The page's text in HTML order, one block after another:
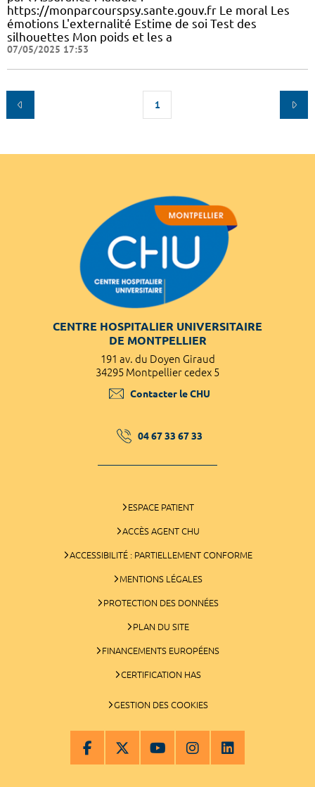
https://monparcourspsy.sante.gouv.fr Le moral Les
émotions L'externalité Estime de soi Test des
silhouettes Mon poids et les a
07/05/2025 17:53
1
CENTRE HOSPITALIER UNIVERSITAIRE
DE MONTPELLIER
191 av. du Doyen Giraud
34295 Montpellier cedex 5
Contacter le CHU
04 67 33 67 33
ESPACE PATIENT
ACCÈS AGENT CHU
ACCESSIBILITÉ : PARTIELLEMENT CONFORME
MENTIONS LÉGALES
PROTECTION DES DONNÉES
PLAN DU SITE
FINANCEMENTS EUROPÉENS
CERTIFICATION HAS
GESTION DES COOKIES